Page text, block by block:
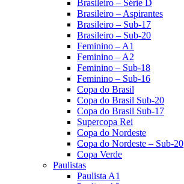
Brasileiro – Série D
Brasileiro – Aspirantes
Brasileiro – Sub-17
Brasileiro – Sub-20
Feminino – A1
Feminino – A2
Feminino – Sub-18
Feminino – Sub-16
Copa do Brasil
Copa do Brasil Sub-20
Copa do Brasil Sub-17
Supercopa Rei
Copa do Nordeste
Copa do Nordeste – Sub-20
Copa Verde
Paulistas
Paulista A1